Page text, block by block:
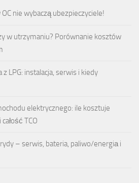
nie wybaczą ubezpieczyciele!
w utrzymaniu? Porównanie kosztów
LPG: instalacja, serwis i kiedy
elektrycznego: ile kosztuje
TCO
– serwis, bateria, paliwo/energiа i